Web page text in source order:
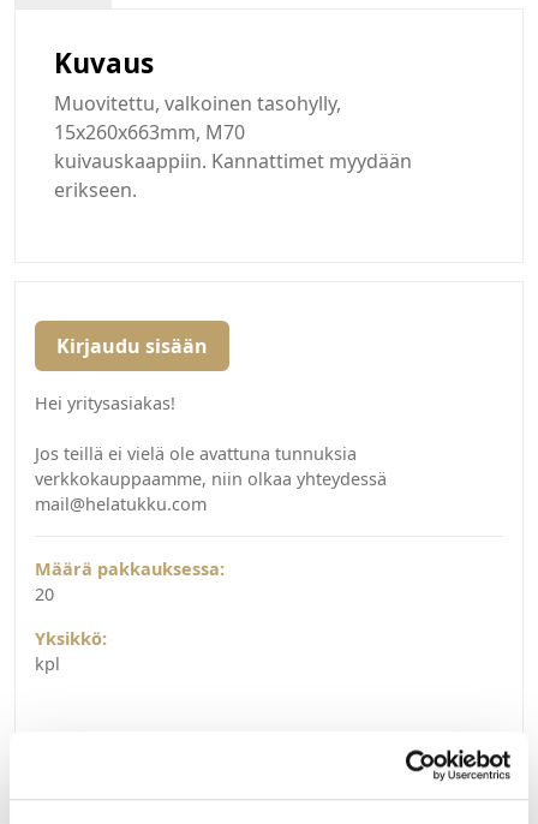
Kuvaus
Muovitettu, valkoinen tasohylly,
15x260x663mm, M70
kuivauskaappiin. Kannattimet myydään
erikseen.
Kirjaudu sisään
Hei yritysasiakas!
Jos teillä ei vielä ole avattuna tunnuksia
verkkokauppaamme, niin olkaa yhteydessä
mail@helatukku.com
Määrä pakkauksessa:
20
Yksikkö:
kpl